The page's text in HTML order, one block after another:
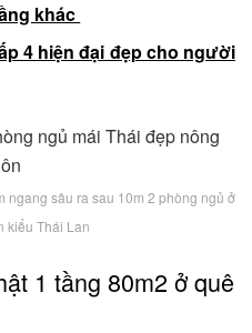
khác
4 hiện đại đẹp cho người
ngang sâu ra sau 10m 2 phòng ngủ ở
kiểu Thái Lan
1 tầng 80m2 ở quê